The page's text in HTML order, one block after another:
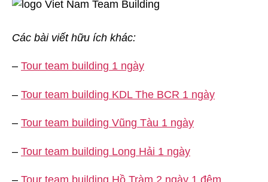
Các bài viết hữu ích khác:
– Tour team building 1 ngày
– Tour team building KDL The BCR 1 ngày
– Tour team building Vũng Tàu 1 ngày
– Tour team building Long Hải 1 ngày
– Tour team building Hồ Tràm 2 ngày 1 đêm